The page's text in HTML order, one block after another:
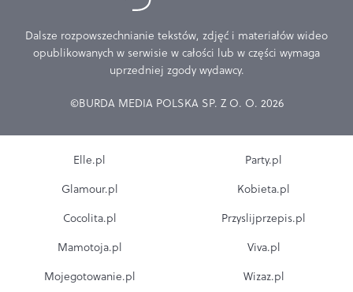
Dalsze rozpowszechnianie tekstów, zdjęć i materiałów wideo
opublikowanych w serwisie w całości lub w części wymaga
uprzedniej zgody wydawcy.
©BURDA MEDIA POLSKA SP. Z O. O. 2026
Elle.pl
Glamour.pl
Cocolita.pl
Mamotoja.pl
Mojegotowanie.pl
Party.pl
Kobieta.pl
Przyslijprzepis.pl
Viva.pl
Wizaz.pl